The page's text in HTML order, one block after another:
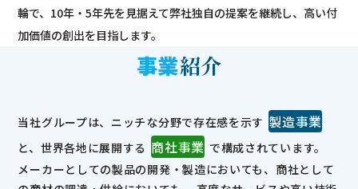
輪で、10年・5年先を見据えて弊社独自の提案を継続し、高い付
加価値の創出を目指します。
事業紹介
当社グループは、ニッチな分野で存在感を示す 製造事業
と、世界各地に展開する 商社事業 で構成されています。
メーカーとしての製品の開発・製造においても、商社として